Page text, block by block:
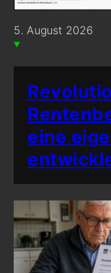
5. August 2026
eine